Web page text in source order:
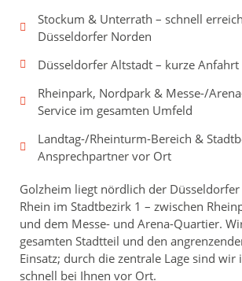
Stockum & Unterrath – schnell
Düsseldorfer Norden
Düsseldorfer Altstadt – kurze
Rheinpark, Nordpark & Messe-/
Service im gesamten Umfeld
Landtag-/Rheinturm-Bereich &
Ansprechpartner vor Ort
Golzheim liegt nördlich der
Rhein im Stadtbezirk 1 – zwischen
und dem Messe- und Arena-Quartier.
gesamten Stadtteil und den
Einsatz; durch die zentrale Lage sind wir
schnell bei Ihnen vor Ort.